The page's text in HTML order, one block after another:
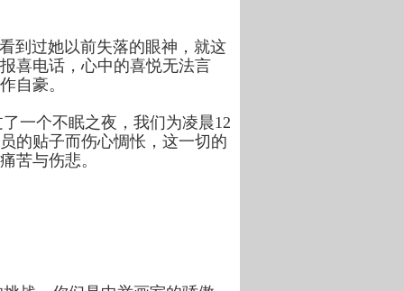
过她以前失落的眼神，就这
喜电话，心中的喜悦无法言
自豪。
个不眠之夜，我们为凌晨12
的贴子而伤心惆怅，这一切的
苦与伤悲。